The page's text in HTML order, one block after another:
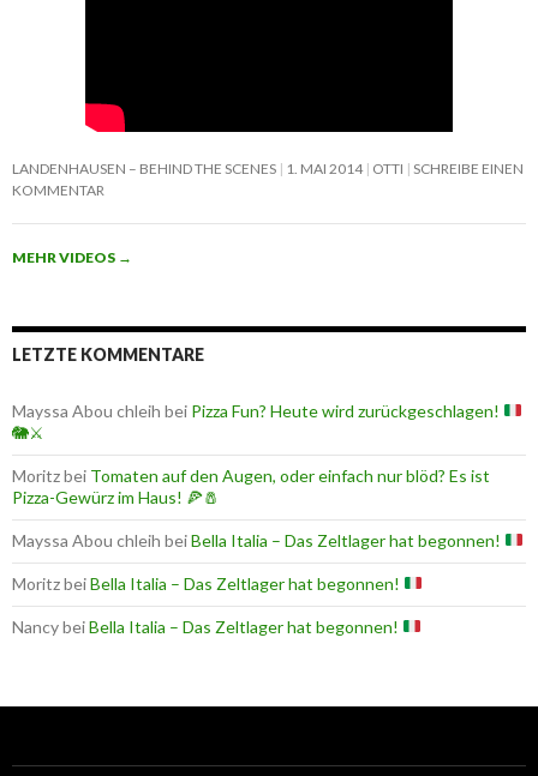
LANDENHAUSEN – BEHIND THE SCENES 1. MAI 2014 OTTI SCHREIBE EINEN
KOMMENTAR
MEHR VIDEOS →
LETZTE KOMMENTARE
Mayssa Abou chleih bei Pizza Fun? Heute wird zurückgeschlagen!
🐘⚔️
Moritzbei Tomaten auf den Augen, oder einfach nur blöd? Es ist
Pizza-Gewürz im Haus! 🍕🧂
Mayssa Abou chleih beiBella Italia – Das Zeltlager hat begonnen!
MoritzbeiBella Italia – Das Zeltlager hat begonnen!
NancybeiBella Italia – Das Zeltlager hat begonnen!